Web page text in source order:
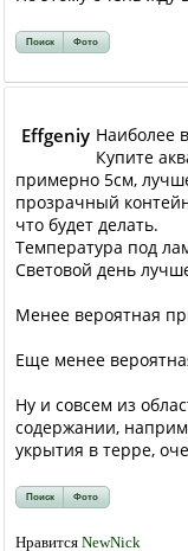
Поиск Фото
Effgeniy Наиболее
Купите
примерно 5см,
прозрачный
что будет делать.
Температура под
Световой день
Менее вероятная
Еще менее
Ну и совсем из
содержании,
укрытия в терре,
Поиск Фото
Нравится NewNick